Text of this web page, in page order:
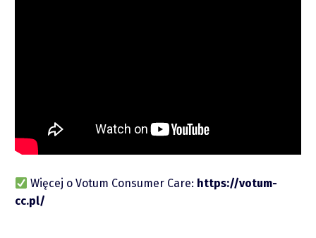
Twitter
YouTube
Więcej o Votum Consumer Care: https://votum-
cc.pl/